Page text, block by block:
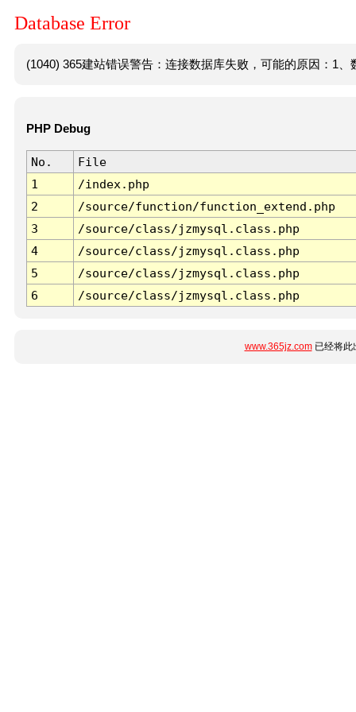
Database Error
(1040) 365建站错误警告：连接数据库失败，可能的原因：1
PHP Debug
No.
File
1
/index.php
2
/source/function/function_extend.php
3
/source/class/jzmysql.class.php
4
/source/class/jzmysql.class.php
5
/source/class/jzmysql.class.php
6
/source/class/jzmysql.class.php
www.365jz.com已经将此